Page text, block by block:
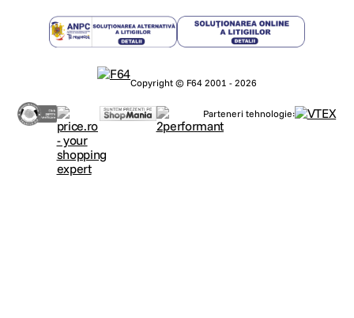
Copyright © F64 2001 - 2026
Parteneri tehnologie: